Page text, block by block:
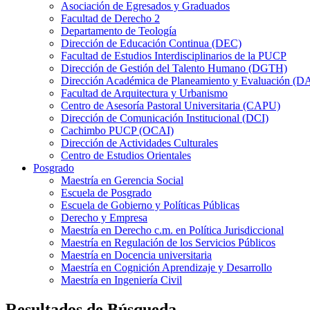
Asociación de Egresados y Graduados
Facultad de Derecho 2
Departamento de Teología
Dirección de Educación Continua (DEC)
Facultad de Estudios Interdisciplinarios de la PUCP
Dirección de Gestión del Talento Humano (DGTH)
Dirección Académica de Planeamiento y Evaluación
Facultad de Arquitectura y Urbanismo
Centro de Asesoría Pastoral Universitaria (CAPU)
Dirección de Comunicación Institucional (DCI)
Cachimbo PUCP (OCAI)
Dirección de Actividades Culturales
Centro de Estudios Orientales
Posgrado
Maestría en Gerencia Social
Escuela de Posgrado
Escuela de Gobierno y Políticas Públicas
Derecho y Empresa
Maestría en Derecho c.m. en Política Jurisdiccional
Maestría en Regulación de los Servicios Públicos
Maestría en Docencia universitaria
Maestría en Cognición Aprendizaje y Desarrollo
Maestría en Ingeniería Civil